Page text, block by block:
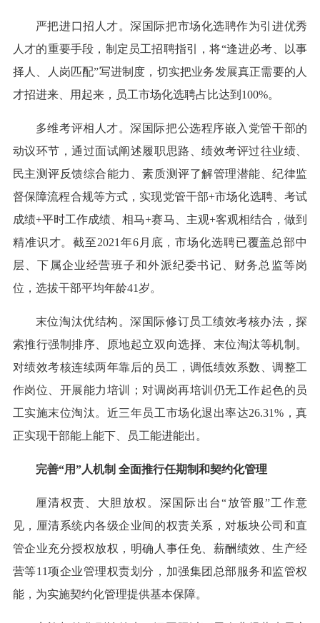
严把进口招人才。深国际把市场化选聘作为引进优秀
人才的重要手段，制定员工招聘指引，将“逢进必考、以事
择人、人岗匹配”写进制度，切实把业务发展真正需要的人
才招进来、用起来，员工市场化选聘占比达到100%。
多维考评相人才。深国际把公选程序嵌入党管干部的
动议环节，通过面试阐述履职思路、绩效考评过往业绩、
民主测评反馈综合能力、素质测评了解管理潜能、纪律监
督保障流程合规等方式，实现党管干部+市场化选聘、考试
成绩+平时工作成绩、相马+赛马、主观+客观相结合，做到
精准识才。截至2021年6月底，市场化选聘已覆盖总部中
层、下属企业经营班子和外派纪委书记、财务总监等岗
位，选拔干部平均年龄41岁。
末位淘汰优结构。深国际修订员工绩效考核办法，探
索推行强制排序、原地起立双向选择、末位淘汰等机制。
对绩效考核连续两年靠后的员工，调低绩效系数、调整工
作岗位、开展能力培训；对调岗再培训仍无工作起色的员
工实施末位淘汰。近三年员工市场化退出率达26.31%，真
正实现干部能上能下、员工能进能出。
完善“用”人机制 全面推行任期制和契约化管理
厘清权责、大胆放权。深国际出台“放管服”工作意
见，厘清系统内各级企业间的权责关系，对板块公司和直
管企业充分授权放权，明确人事任免、薪酬绩效、生产经
营等11项企业管理权责划分，加强集团总部服务和监管权
能，为实施契约化管理提供基本保障。